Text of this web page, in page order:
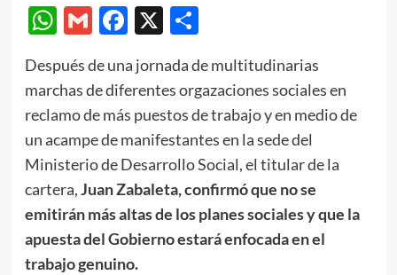
WhatsApp
GmailFacebook
X Compartir
Después de una jornada de multitudinarias
marchas de diferentes orgazaciones sociales en
reclamo de más puestos de trabajo y en medio de
un acampe de manifestantes en la sede del
Ministerio de Desarrollo Social, el titular de la
cartera,Juan Zabaleta, confirmó que no se
emitirán más altas de los planes sociales y que la
apuesta del Gobierno estará enfocada en el
trabajo genuino.